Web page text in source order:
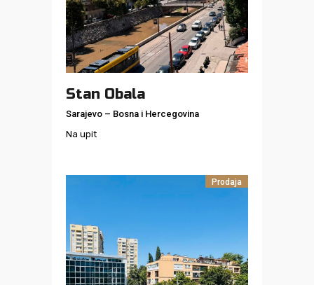
Stan Obala
Sarajevo – Bosna i Hercegovina
Na upit
Prodaja